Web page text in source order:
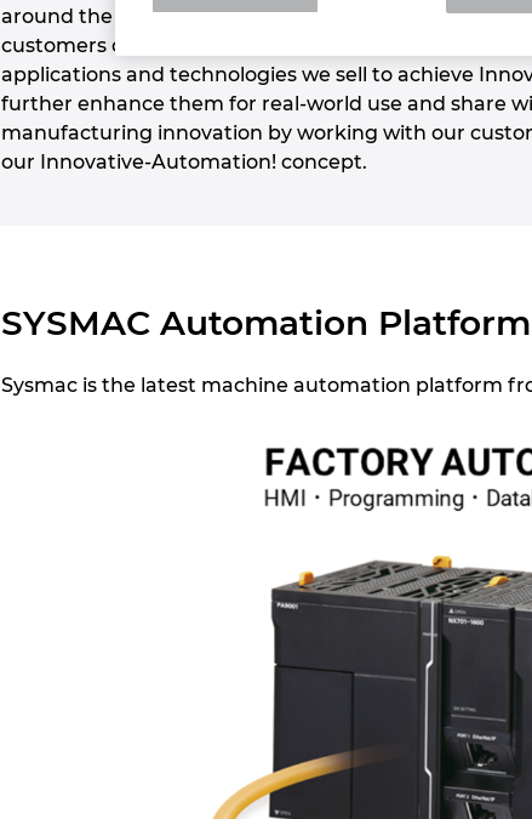
around the world where we work with our
customers can test and verify potential solutions
applications and technologies we sell to achieve
further enhance them for real-world use and share
manufacturing innovation by working with our
our Innovative-Automation! concept.
SYSMAC Automation Platform
Sysmac is the latest machine automation platform